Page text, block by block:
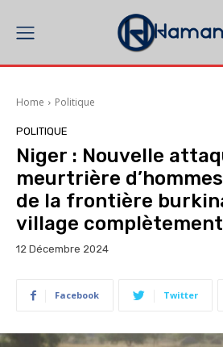
Home Politique
POLITIQUE
Niger : Nouvelle
meurtrière
de la frontière
village
12 Décembre 2024
Facebook Twitter